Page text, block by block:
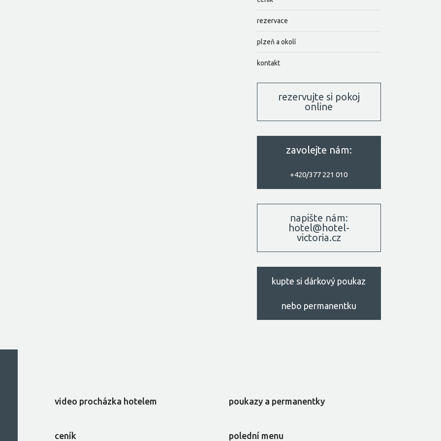
rezervace
plzeň a okolí
kontakt
rezervujte si pokoj
online
zavolejte nám:
+420/377 221 010
napište nám:
hotel@hotel-
victoria.cz
kupte si dárkový poukaz
nebo permanentku
video procházka hotelem poukazy a permanentky
ceník polední menu